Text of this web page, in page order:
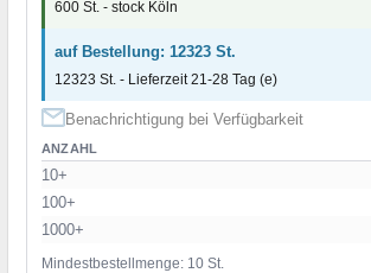
600 St. - stock Köln
auf Bestellung: 12323 St.
12323 St. - Lieferzeit 21-28 Tag (e)
Benachrichtigung bei Verfügbarkeit
ANZAHL
10+
100+
1000+
Mindestbestellmenge: 10 St.